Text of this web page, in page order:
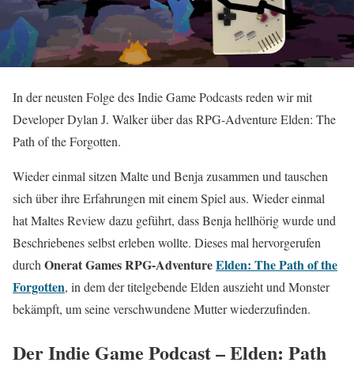
In der neusten Folge des Indie Game Podcasts reden wir mit
Developer Dylan J. Walker über das RPG-Adventure Elden: The
Path of the Forgotten.
Wieder einmal sitzen Malte und Benja zusammen und tauschen
sich über ihre Erfahrungen mit einem Spiel aus. Wieder einmal
hat Maltes Review dazu geführt, dass Benja hellhörig wurde und
Beschriebenes selbst erleben wollte. Dieses mal hervorgerufen
durch Onerat Games RPG-AdventureElden: The Path of the
Forgotten, in dem der titelgebende Elden auszieht und Monster
bekämpft, um seine verschwundene Mutter wiederzufinden.
Der Indie Game Podcast – Elden: Path